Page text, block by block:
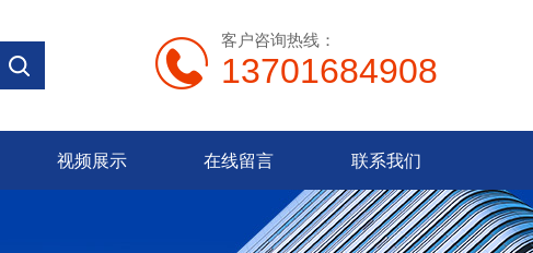
客户咨询热线：
13701684908
视频展示 在线留言 联系我们